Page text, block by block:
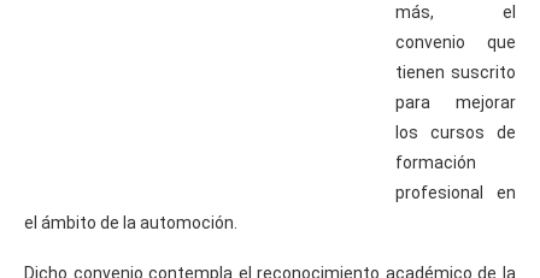
más, el
convenio que
tienen suscrito
para mejorar
los cursos de
formación
profesional en
el ámbito de la automoción.
Dicho convenio contempla el reconocimiento académico de la